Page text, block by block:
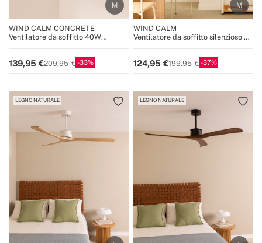
WIND CALM CONCRETE
Ventilatore da soffitto 40W
personalizzabile
139,95 209,95 33
WIND CALM
Ventilatore da soffitto silenzioso da
124,95 199,95 37
LEGNO NATURALE LEGNO NATURALE